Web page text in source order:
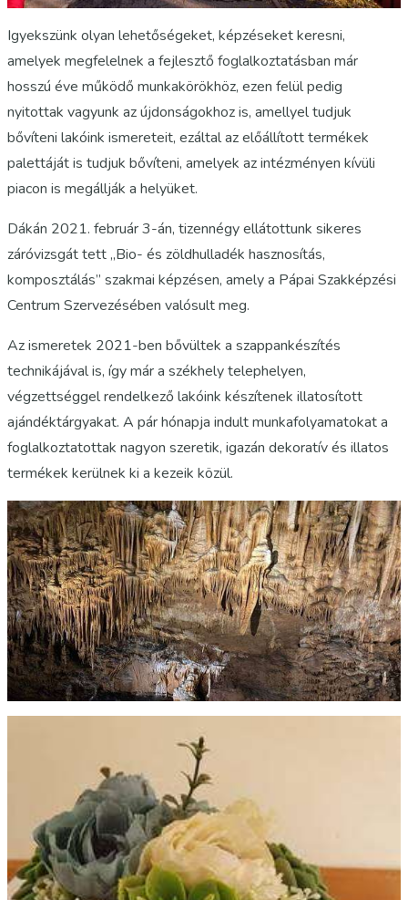
Igyekszünk olyan lehetőségeket, képzéseket keresni,
amelyek megfelelnek a fejlesztő foglalkoztatásban már
hosszú éve működő munkakörökhöz, ezen felül pedig
nyitottak vagyunk az újdonságokhoz is, amellyel tudjuk
bővíteni lakóink ismereteit, ezáltal az előállított termékek
palettáját is tudjuk bővíteni, amelyek az intézményen kívüli
piacon is megállják a helyüket.
Dákán 2021. február 3-án, tizennégy ellátottunk sikeres
záróvizsgát tett „Bio- és zöldhulladék hasznosítás,
komposztálás” szakmai képzésen, amely a Pápai Szakképzési
Centrum Szervezésében valósult meg.
Az ismeretek 2021-ben bővültek a szappankészítés
technikájával is, így már a székhely telephelyen,
végzettséggel rendelkező lakóink készítenek illatosított
ajándéktárgyakat. A pár hónapja indult munkafolyamatokat a
foglalkoztatottak nagyon szeretik, igazán dekoratív és illatos
termékek kerülnek ki a kezeik közül.